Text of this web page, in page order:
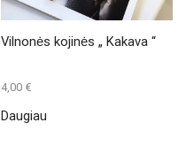
Vilnonės kojinės „ Kakava “
4,00 €
Daugiau